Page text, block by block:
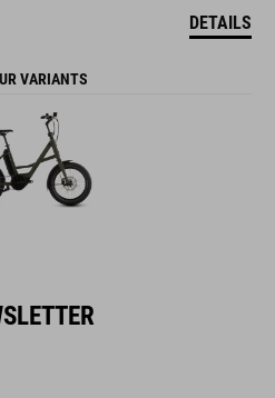
DETAILS
VARIANTS